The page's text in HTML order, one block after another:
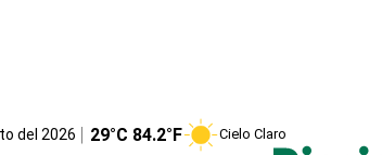
del 2026 29°C 84.2°F Cielo Claro